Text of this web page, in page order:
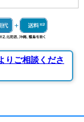
りご相談くださ